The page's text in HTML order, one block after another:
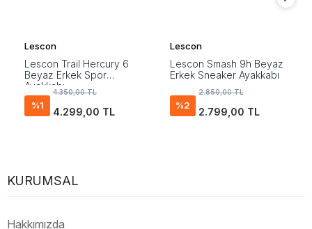
Lescon
Lescon Trail Hercury 6
Beyaz Erkek Spor
Ayakkabı
%1
4.350,00 TL
4.299,00 TL
Lescon
Lescon Smash 9h Beyaz
Erkek Sneaker Ayakkabı
%2
2.850,00 TL
2.799,00 TL
KURUMSAL
Hakkımızda